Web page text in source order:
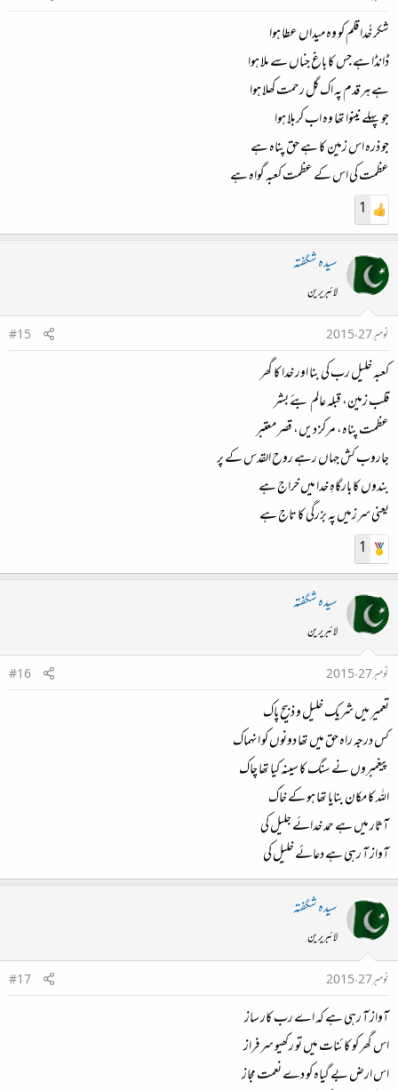
شکر خُدا قلم کو وہ میداں عطا ہوا
ڈانڈا ہے جس کا باغ جناں سے ملا ہوا
ہے ہر قدم پہ اک گل رحمت کھلا ہوا
جو پہلے نینوا تھا وہ اب کربلا ہوا
جو ذرہ اس زمین کا ہے حق پناہ ہے
عظمت کی اس کے عظمت کعبہ گواہ ہے
1
سیدہ شگفتہ
لائبریرین
نومبر 27، 2015
#15
کعبہ خلیل رب کی بنا اور خدا کا گھر
قلب زمین، قبلہ عالم بئے بشر
عظمت پناہ، مرکز دیں، قصر معتبر
جاروب کش جہاں رہے روح القدس کے پر
بندوں کا بارگاہِ خدا میں خراج ہے
یعنی سرزمیں پہ بزرگی کا تاج ہے
1
سیدہ شگفتہ
لائبریرین
نومبر 27، 2015
#16
تعمیر میں شریک خلیل و ذبیح پاک
کس درجہ راہ حق میں تھا دونوں کو انہماک
پیغمبروں نے سنگ کا سینہ کیا تھا چاک
اللہ کا مکان بنایا تھا ہو کے خاک
آثار میں ہے حمد خدائے جلیل کی
آواز آ رہی ہے دعائے خلیل کی
سیدہ شگفتہ
لائبریرین
نومبر 27، 2015
#17
آواز آ رہی ہے کہ اے رب کار ساز
اس گھر کو کائنات میں تو رکھیو سرفراز
اس ارض بے گیاہ کو دے نعمت مجاز